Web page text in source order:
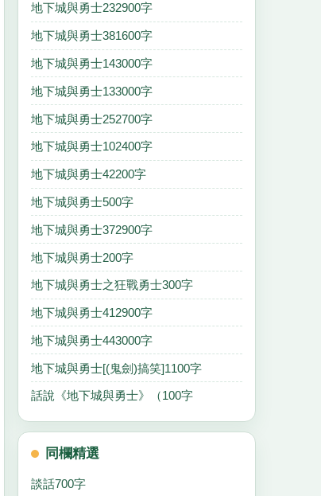
地下城與勇士232900字
地下城與勇士381600字
地下城與勇士143000字
地下城與勇士133000字
地下城與勇士252700字
地下城與勇士102400字
地下城與勇士42200字
地下城與勇士500字
地下城與勇士372900字
地下城與勇士200字
地下城與勇士之狂戰勇士300字
地下城與勇士412900字
地下城與勇士443000字
地下城與勇士[(鬼劍)搞笑]1100字
話說《地下城與勇士》（100字
同欄精選
談話700字